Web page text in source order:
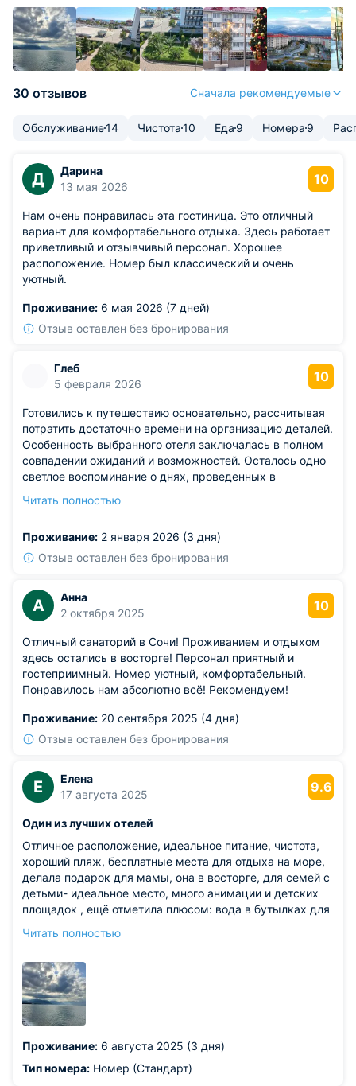
30 отзывов Сначала рекомендуемые
Обслуживание14 Чистота10 Еда 9 Номера 9
Д
Дарина
13 мая 2026
10
Нам очень понравилась эта гостиница. Это отличный
вариант для комфортабельного отдыха. Здесь работает
приветливый и отзывчивый персонал. Хорошее
расположение. Номер был классический и очень
уютный.
Проживание: 6 мая 2026 (7 дней)
Отзыв оставлен без бронирования
Глеб
5 февраля 2026
10
Готовились к путешествию основательно, рассчитывая
потратить достаточно времени на организацию деталей.
Особенность выбранного отеля заключалась в полном
совпадении ожиданий и возможностей. Осталось одно
светлое воспоминание о днях, проведенных в
буквально пропитаны духом комфорта и изысканности,
Читать полностью
Проживание: 2 января 2026 (3 дня)
Отзыв оставлен без бронирования
А
Анна
2 октября 2025
10
Отличный санаторий в Сочи! Проживанием и отдыхом
здесь остались в восторге! Персонал приятный и
гостеприимный. Номер уютный, комфортабельный.
Понравилось нам абсолютно всё! Рекомендуем!
Проживание: 20 сентября 2025 (4 дня)
Отзыв оставлен без бронирования
Е
Елена
17 августа 2025
9.6
Один из лучших отелей
Отличное расположение, идеальное питание, чистота,
хороший пляж, бесплатные места для отдыха на море,
делала подарок для мамы, она в восторге, для семей с
детьми- идеальное место, много анимации и детских
площадок , ещё отметила плюсом: вода в бутылках для
всегда стоят емкости с лимонной и огуречной водой
думаю это проблема с канализацией и когда мы
приехали в 18.00 на рецепции закончилась лимонная и
огуречная вода, спросив у персонала, вы нальёте воду,
ответ был положительный, но воду нам так никто и не
Читать полностью
Проживание: 6 августа 2025 (3 дня)
Тип номера: Номер (Стандарт)